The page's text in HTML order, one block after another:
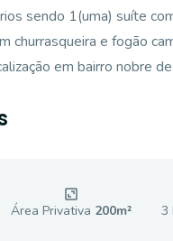
sendo 1(uma) suíte
churrasqueira e fogão
em bairro nobre
Área Privativa 200m² 3